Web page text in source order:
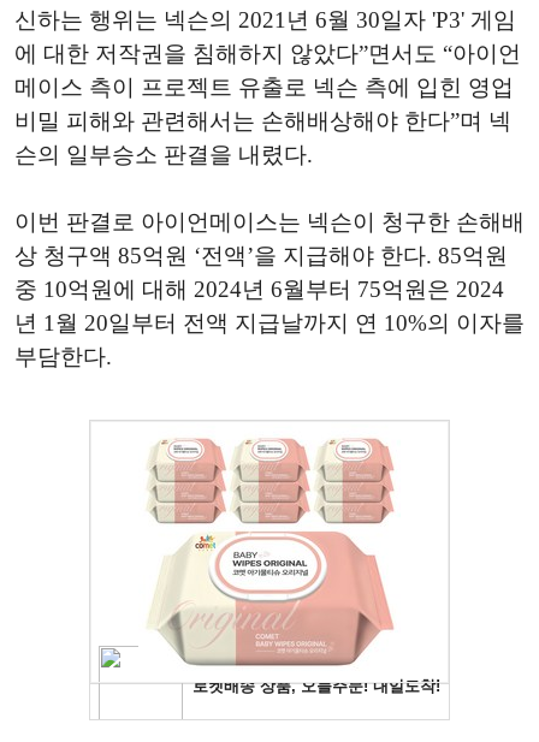
신하는 행위는 넥슨의 2021년 6월 30일자 'P3' 게임
에 대한 저작권을 침해하지 않았다”면서도 “아이언
메이스 측이 프로젝트 유출로 넥슨 측에 입힌 영업
비밀 피해와 관련해서는 손해배상해야 한다”며 넥
슨의 일부승소 판결을 내렸다.
이번 판결로 아이언메이스는 넥슨이 청구한 손해배
상 청구액 85억원 ‘전액’을 지급해야 한다. 85억원
중 10억원에 대해 2024년 6월부터 75억원은 2024
년 1월 20일부터 전액 지급날까지 연 10%의 이자를
부담한다.